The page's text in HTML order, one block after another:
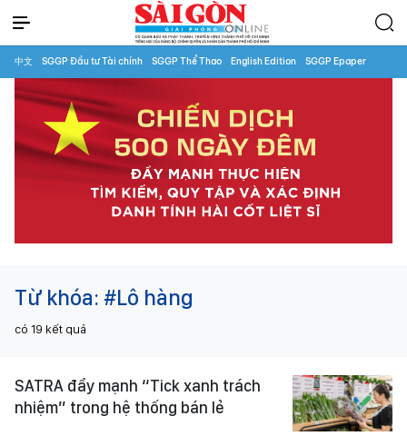
中文 SGGP Đầu tư Tài chính SGGP Thể Thao English Edition SGGP Epaper
Từ khóa: #Lô hàng
có 19 kết quả
SATRA đẩy mạnh “Tick xanh trách
nhiệm” trong hệ thống bán lẻ